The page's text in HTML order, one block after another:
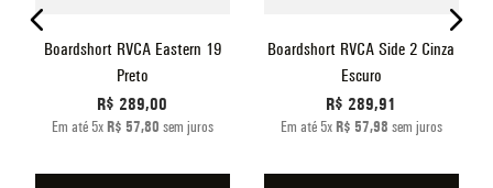
Boardshort RVCA Eastern 19
Preto
R$ 289,00
Em até 5x R$ 57,80 sem juros
Boardshort RVCA Side 2 Cinza
Escuro
R$ 289,91
Em até 5x R$ 57,98 sem juros